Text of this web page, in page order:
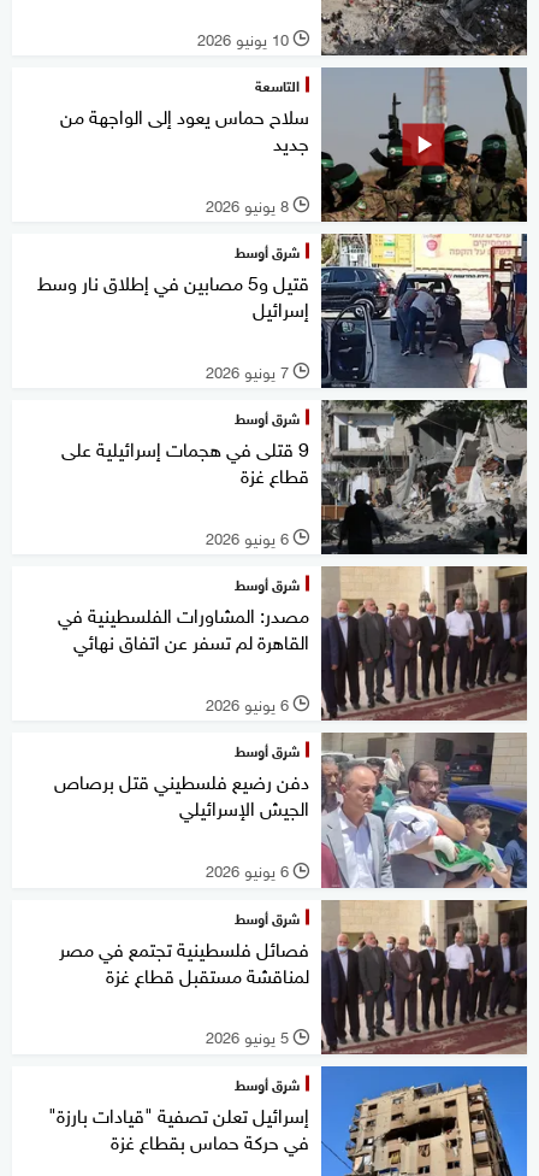
l 10 يونيو 2026
التاسعة
سلاح حماس يعود إلى الواجهة من
جديد
l 8 يونيو 2026
شرق أوسط
قتيل و5 مصابين في إطلاق نار وسط
إسرائيل
l 7 يونيو 2026
شرق أوسط
9 قتلى في هجمات إسرائيلية على
قطاع غزة
l 6 يونيو 2026
شرق أوسط
مصدر: المشاورات الفلسطينية في
القاهرة لم تسفر عن اتفاق نهائي
l 6 يونيو 2026
شرق أوسط
دفن رضيع فلسطيني قتل برصاص
الجيش الإسرائيلي
l 6 يونيو 2026
شرق أوسط
فصائل فلسطينية تجتمع في مصر
لمناقشة مستقبل قطاع غزة
l 5 يونيو 2026
شرق أوسط
إسرائيل تعلن تصفية "قيادات بارزة"
في حركة حماس بقطاع غزة